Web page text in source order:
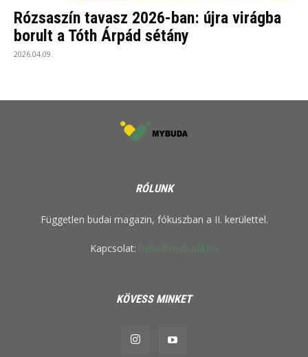
Rózsaszín tavasz 2026-ban: újra virágba
borult a Tóth Árpád sétány
2026.04.09.
RÓLUNK
Független budai magazin, fókuszban a II. kerülettel.
Kapcsolat: hello@mybuda.hu
KÖVESS MINKET